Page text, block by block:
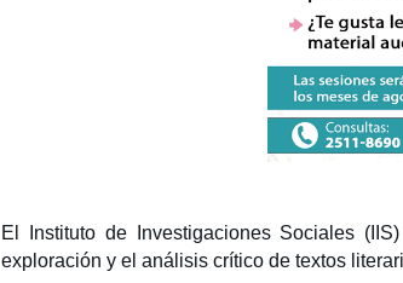
El Instituto de Investigaciones Sociales
exploración y el análisis crítico de textos